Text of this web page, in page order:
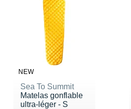
NEW
Sea To Summit
Matelas gonflable
ultra-léger - S